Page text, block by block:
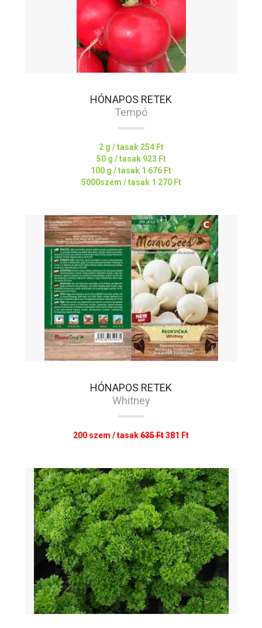
HÓNAPOS RETEK
Tempó
2 g / tasak 254 Ft
50 g / tasak 923 Ft
100 g / tasak 1 676 Ft
5000szem / tasak 1 270 Ft
HÓNAPOS RETEK
Whitney
200 szem / tasak635 Ft381 Ft